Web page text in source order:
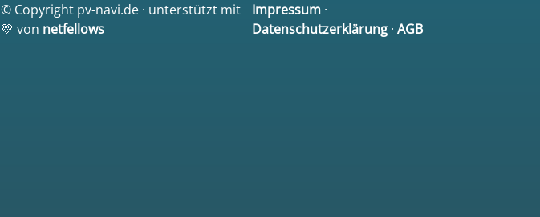
© Copyright pv-navi.de · unterstützt mit
💛 von netfellows
Impressum·
Datenschutzerklärung· AGB